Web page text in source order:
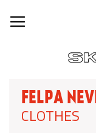
FELPA
CLOTHES